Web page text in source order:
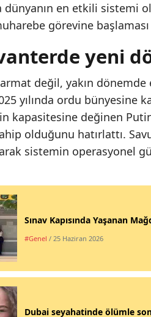
dünyanın en etkili sistemi
görevine
yeni
değil, yakın
yılında ordu bünyesine
kapasitesine değinen
olduğunu hatırlattı.
sistemin operasyonel
Sınav Kapısında Yaşanan
#Genel / 25 Haziran 2026
Dubai seyahatinde ölümle